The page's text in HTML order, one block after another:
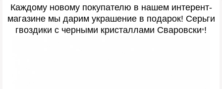
Каждому новому покупателю в нашем интерент-
магазине мы дарим украшение в подарок! Серьги
гвоздики с черными кристаллами Сваровски*!